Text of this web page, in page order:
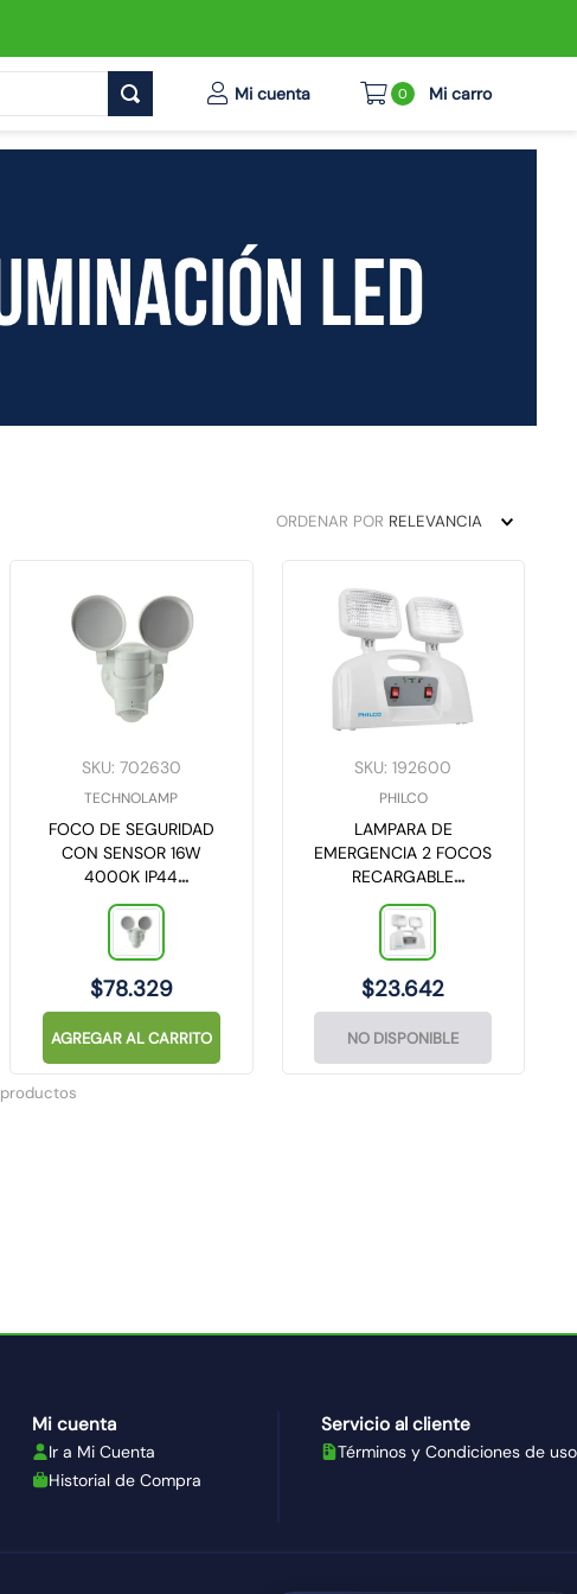
0
ORDENAR POR RELEVANCIA
SKU: 702630
TECHNOLAMP
FOCO DE SEGURIDAD
CON SENSOR 16W
4000K IP44
TECHNOLAMP
$78.329
AGREGAR AL CARRITO
SKU:192600
PHILCO
LAMPARA DE
EMERGENCIA 2 FOCOS
RECARGABLE
19PHL0AT58 PHILCO
$23.642
NO DISPONIBLE
productos
Mi cuenta
Ir a Mi Cuenta
Historial de Compra
Servicio al cliente
Términos y Condiciones de uso